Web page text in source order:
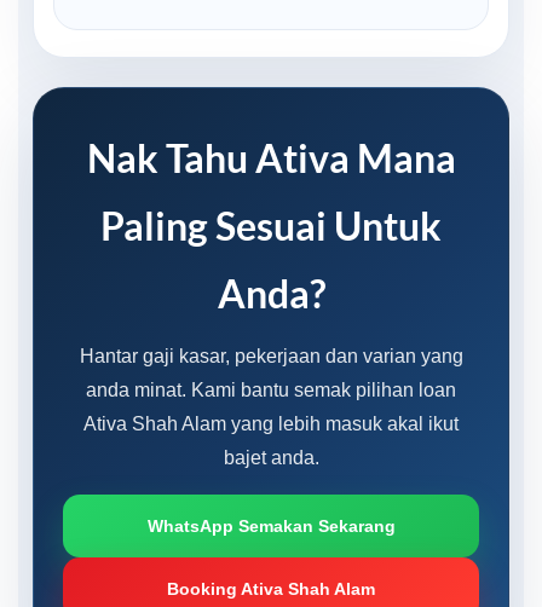
Nak Tahu Ativa Mana
Paling Sesuai Untuk
Anda?
Hantar gaji kasar, pekerjaan dan varian yang
anda minat. Kami bantu semak pilihan loan
Ativa Shah Alam yang lebih masuk akal ikut
bajet anda.
WhatsApp Semakan Sekarang
Booking Ativa Shah Alam